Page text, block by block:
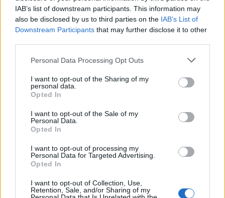
IAB’s list of downstream participants. This information may
also be disclosed by us to third parties on the IAB’s List of
Downstream Participants that may further disclose it to other
Personal Data Processing Opt Outs
I want to opt-out of the Sharing of my
personal data.
Opted In
I want to opt-out of the Sale of my
Personal Data.
Opted In
I want to opt-out of processing my
Personal Data for Targeted Advertising.
Opted In
I want to opt-out of Collection, Use,
Retention, Sale, and/or Sharing of my
Χρηματιστήριο Αθηνών:
κέρδη 23,31% από τις αρχές
ΣΚΑΪ: Ολοκληρώθηκε η θητεία
στη θέση του CEO
Media: Με ενίσχυση 8 εκατ. ευρώ σε 451 επιχειρήσεις ξεκίνησε το
πρόγραμμα στήριξης- Κάλυψη εισφορών ΕΔΟΕΑΠ
Η Toyota φέρνει νέα γενιά
μπαταριών για τα υβριδικά της
Σε κινεζική… πολιορκία η